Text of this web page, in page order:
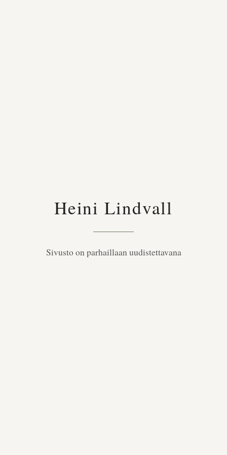
Heini Lindvall
Sivusto on parhaillaan uudistettavana